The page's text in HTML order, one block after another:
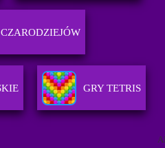
GRY TETRIS